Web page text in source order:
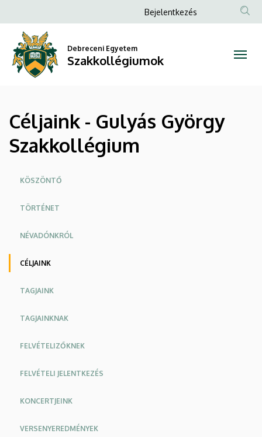
Gulyás
György
Szakkollégium
Szakkollégiumok
a
tartalomra
Anonim
menüje
Bejelentkezés
Debreceni Egyetem
Szakkollégiumok
Céljaink - Gulyás György
Szakkollégium
Oldalmenü
KÖSZÖNTŐ
TÖRTÉNET
NÉVADÓNKRÓL
CÉLJAINK
TAGJAINK
TAGJAINKNAK
FELVÉTELIZŐKNEK
FELVÉTELI JELENTKEZÉS
KONCERTJEINK
VERSENYEREDMÉNYEK